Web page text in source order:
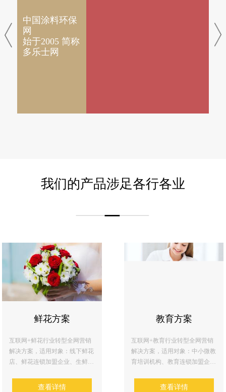
中国涂料环保
网
始于2005 简称
多乐士网
始
始
网
始
我们的产品涉足各行各业
鲜花方案
互联网+鲜花行业转型全网营销
解决方案，适用对象：线下鲜花
店、鲜花连锁加盟企业、生鲜创
查看详情
教育方案
互联网+教育行业转型全网营销
解决方案，适用对象：中小微教
育培训机构、教育连锁加盟企
查看详情